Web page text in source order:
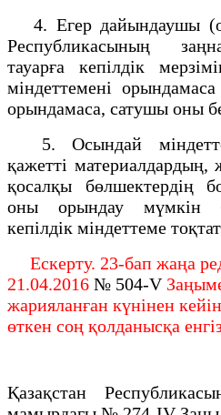
4. Егер дайындаушы
Республикасының
тауарға кепілдік
міндеттемені
орындамаса, сатушы оны
5. Осындай
қажетті
қосалқы бөлшектердің
оны орындау мүмкін
кепілдік міндеттеме
Ескерту. 23-бап жаңа
21.04.2016 № 504-V
жарияланған күнінен
өткен соң қолданысқа
Қазақстан